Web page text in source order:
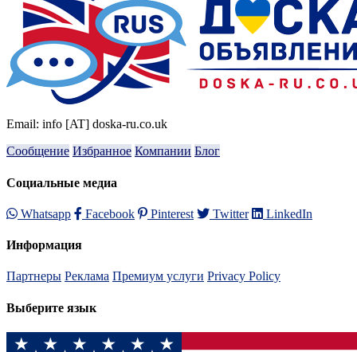
Email: info [AT] doska-ru.co.uk
Сообщение Избранное Компании Блог
Социальные медиа
Whatsapp Facebook Pinterest Twitter LinkedIn
Информация
Партнеры Реклама Премиум услуги Privacy Policy
Выберите язык